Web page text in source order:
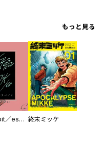
もっと見る
Stella bit／es【単話版】 終末ミッケ